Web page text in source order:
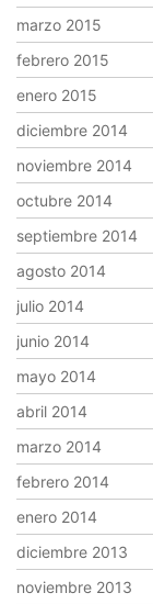
marzo 2015
febrero 2015
enero 2015
diciembre 2014
noviembre 2014
octubre 2014
septiembre 2014
agosto 2014
julio 2014
junio 2014
mayo 2014
abril 2014
marzo 2014
febrero 2014
enero 2014
diciembre 2013
noviembre 2013